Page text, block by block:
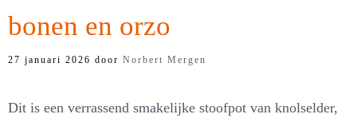
bonen en orzo
27 januari 2026 door Norbert Mergen
Dit is een verrassend smakelijke stoofpot van knolselder,